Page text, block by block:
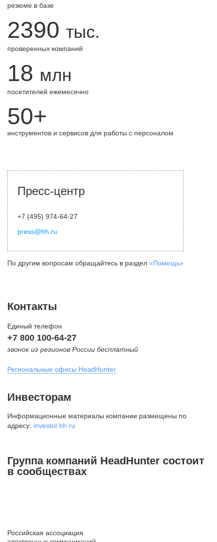
резюме в базе
2390 тыс.
проверенных компаний
18 млн
посетителей ежемесячно
50+
инструментов и сервисов для работы с персоналом
Пресс-центр
+7 (495) 974-64-27
press@hh.ru
По другим вопросам обращайтесь в раздел «Помощь»
Контакты
Единый телефон
+7 800 100-64-27
звонок из регионов России бесплатный
Региональные офисы HeadHunter
внутригородская территория
Муниципальный округ Тверской,
2-я Брестская ул., д. 48,
+7 495 980-64-27
ул. Жуковского, д. 19, особняк
Инвесторам
Информационные материалы компании размещены по
адресу: investor.hh.ru
Группа компаний HeadHunter состоит
в сообществах
Российская ассоциация